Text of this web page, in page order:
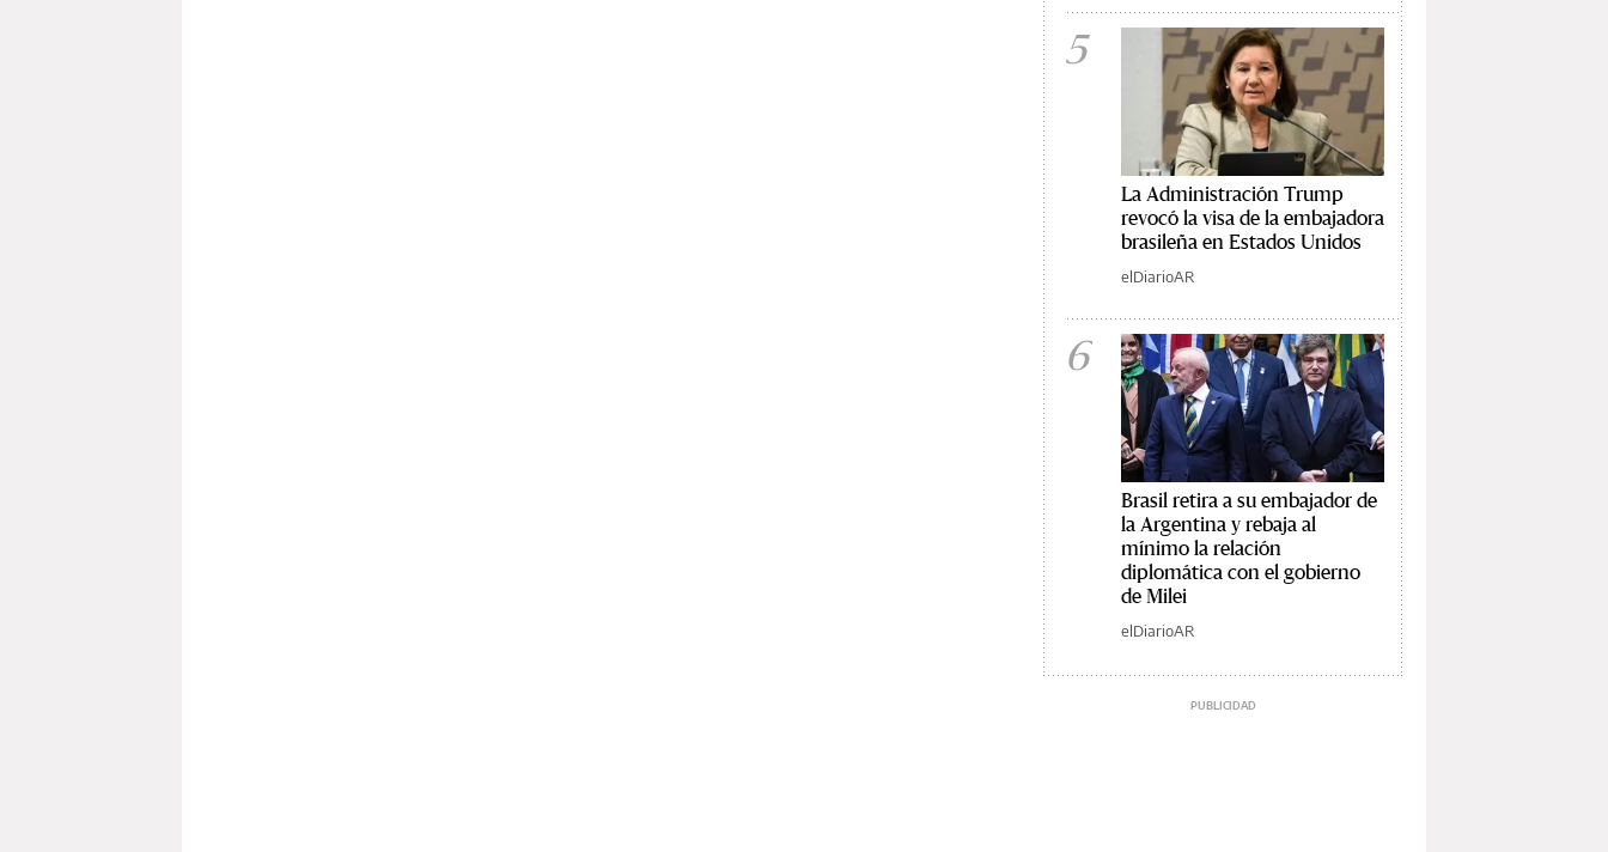
5
La Administración Trump
revocó la visa de la embajadora
brasileña en Estados Unidos
elDiarioAR
6
Brasil retira a su embajador de
la Argentina y rebaja al
mínimo la relación
diplomática con el gobierno
de Milei
elDiarioAR